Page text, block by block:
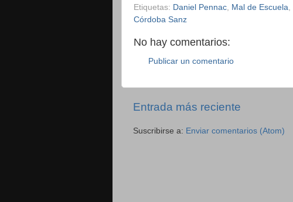
Etiquetas: Daniel Pennac Mal de Escuela
Córdoba Sanz
No hay comentarios:
Publicar un comentario
Entrada más reciente
Suscribirse a: Enviar comentarios (Atom)